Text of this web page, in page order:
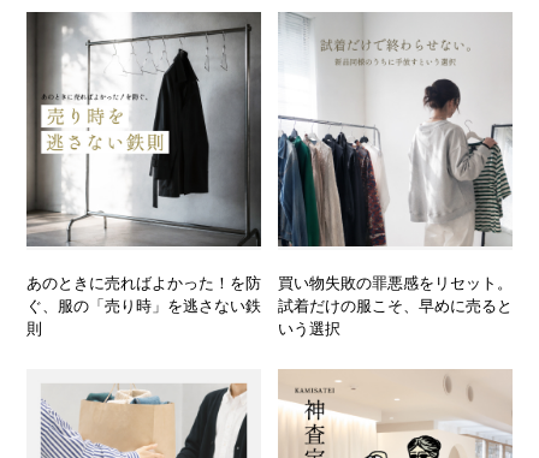
あのときに売ればよかった！を防
ぐ、服の「売り時」を逃さない鉄
則
買い物失敗の罪悪感をリセット。
試着だけの服こそ、早めに売ると
いう選択